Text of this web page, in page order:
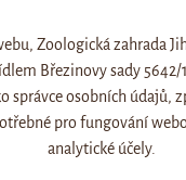
vytvořil
Zoologická zahrada
Březinovy sady 5642/
správce osobních údajů,
pro fungování
analytické účely.